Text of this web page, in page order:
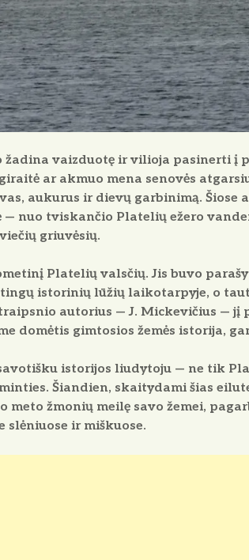
žadina vaizduotę ir vilioja pasinerti į
ar akmuo mena senovės
aukurus ir dievų garbinimą. Šiose
nuo tviskančio Platelių ežero
griuvėsių.
Platelių valsčių. Jis buvo
istorinių lūžių laikotarpyje, o
autorius — J. Mickevičius — jį
domėtis gimtosios žemės istorija,
istorijos liudytoju — ne tik
Šiandien, skaitydami šias
žmonių meilę savo žemei,
slėniuose ir miškuose.